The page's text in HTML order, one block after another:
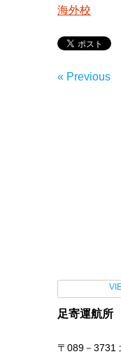
海外校
« Previous
足寄運航所
〒089－3731